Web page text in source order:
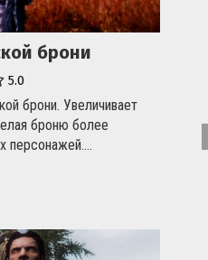
брони
5.0
брони. Увеличивает
броню более
персонажей....